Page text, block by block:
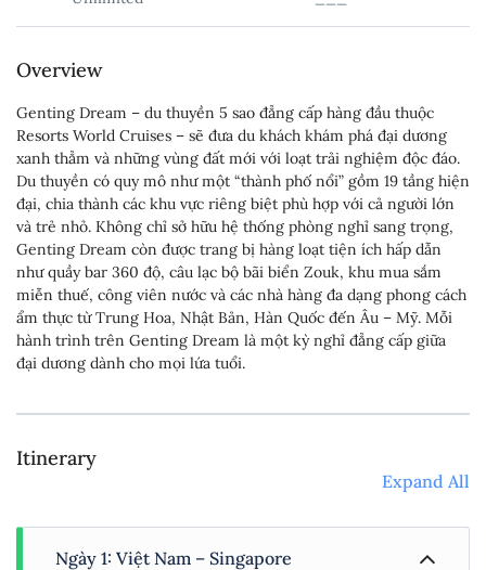
Overview
Genting Dream – du thuyền 5 sao đẳng cấp hàng đầu thuộc
Resorts World Cruises – sẽ đưa du khách khám phá đại dương
xanh thẳm và những vùng đất mới với loạt trải nghiệm độc đáo.
Du thuyền có quy mô như một “thành phố nổi” gồm 19 tầng hiện
đại, chia thành các khu vực riêng biệt phù hợp với cả người lớn
và trẻ nhỏ. Không chỉ sở hữu hệ thống phòng nghỉ sang trọng,
Genting Dream còn được trang bị hàng loạt tiện ích hấp dẫn
như quầy bar 360 độ, câu lạc bộ bãi biển Zouk, khu mua sắm
miễn thuế, công viên nước và các nhà hàng đa dạng phong cách
ẩm thực từ Trung Hoa, Nhật Bản, Hàn Quốc đến Âu – Mỹ. Mỗi
hành trình trên Genting Dream là một kỳ nghỉ đẳng cấp giữa
đại dương dành cho mọi lứa tuổi.
Itinerary
Expand All
Ngày 1: Việt Nam – Singapore